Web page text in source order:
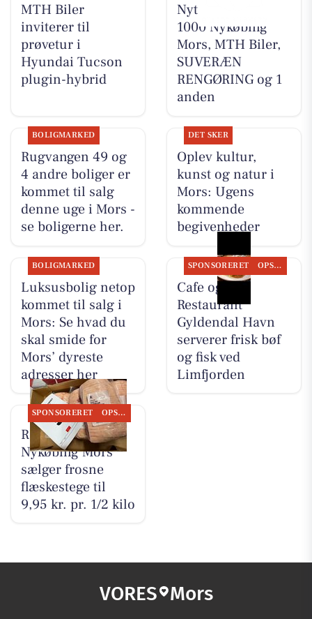
MTH Biler
inviterer til
prøvetur i
Hyundai Tucson
plugin-hybrid
Nyt fra REMA
1000 Nykøbing
Mors, MTH Biler,
SUVERÆN
RENGØRING og 1
anden
BOLIGMARKED
Rugvangen 49 og
4 andre boliger er
kommet til salg
denne uge i Mors -
se boligerne her.
DET SKER
Oplev kultur,
kunst og natur i
Mors: Ugens
kommende
begivenheder
BOLIGMARKED
Luksusbolig netop
kommet til salg i
Mors: Se hvad du
skal smide for
Mors’ dyreste
adresser her
SPONSORERET OPSLAGSTAVLEN
Cafe og
Restaurant
Gyldendal Havn
serverer frisk bøf
og fisk ved
Limfjorden
SPONSORERET OPSLAGSTAVLEN
REMA 1000
Nykøbing Mors
sælger frosne
flæskestege til
9,95 kr. pr. 1/2 kilo
VORES Mors